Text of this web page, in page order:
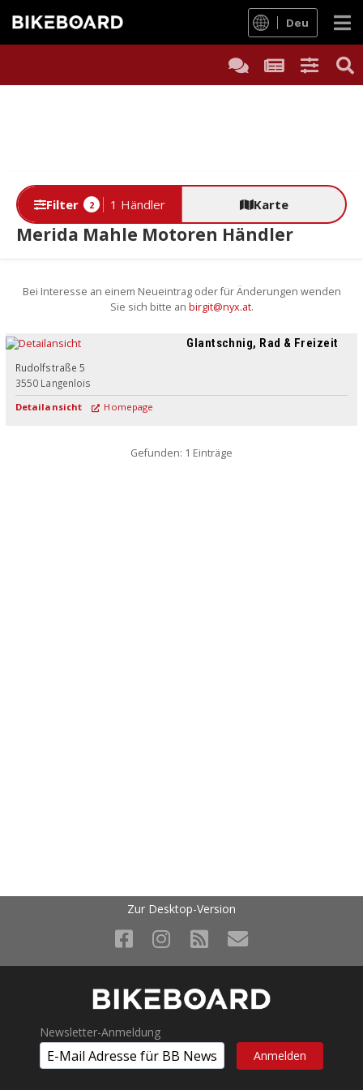
Deu
Filter 2 1 Händler Karte
Merida Mahle Motoren Händler
Bei Interesse an einem Neueintrag oder für Änderungen wenden
Sie sich bitte an birgit@nyx.at.
Glantschnig, Rad & Freizeit
Rudolfstraße 5
3550 Langenlois
Detailansicht Homepage
Gefunden: 1 Einträge
Zur Desktop-Version
Newsletter-Anmeldung